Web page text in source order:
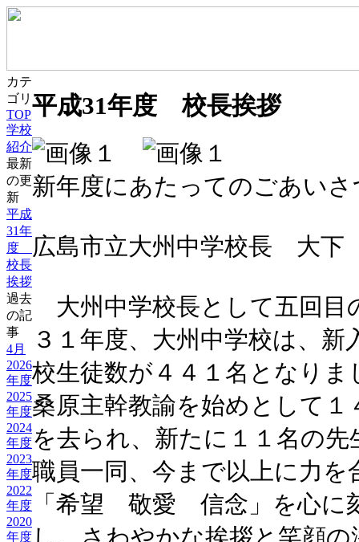
カテ
ゴリ
TOP
学校
紹介
最新
の更
新
平成
31年
度
校長
挨拶
過去
の記
事
4月
2026
年度
2025
年度
2024
年度
2023
年度
2022
年度
2020
年度
平成31年度 校長挨拶
新年度にあたってのごあいさ
広島市立大州中学校長 大
大州中学校長として五回目
３１年度、大州中学校は、
校生徒数が４４１名となり
桑原主幹教諭を始めとして
を去られ、新たに１１名の
職員一同、今まで以上に力
「希望 敬愛 信念」を心に